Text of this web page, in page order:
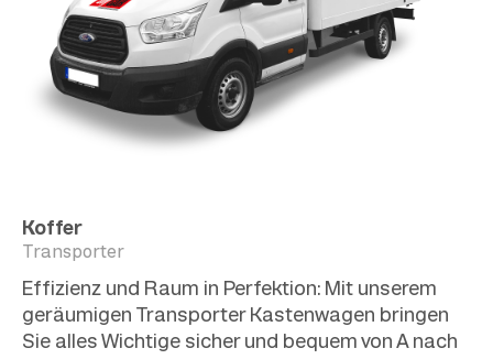
Koffer
Transporter
Effizienz und Raum in Perfektion: Mit unserem
geräumigen Transporter Kastenwagen bringen
Sie alles Wichtige sicher und bequem von A nach